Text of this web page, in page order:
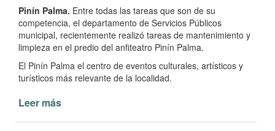
Pinín Palma. Entre todas las tareas que son de su
competencia, el departamento de Servicios Públicos
municipal, recientemente realizó tareas de mantenimiento y
limpieza en el predio del anfiteatro Pinín Palma.
El Pinín Palma el centro de eventos culturales, artísticos y
turísticos más relevante de la localidad.
Leer más